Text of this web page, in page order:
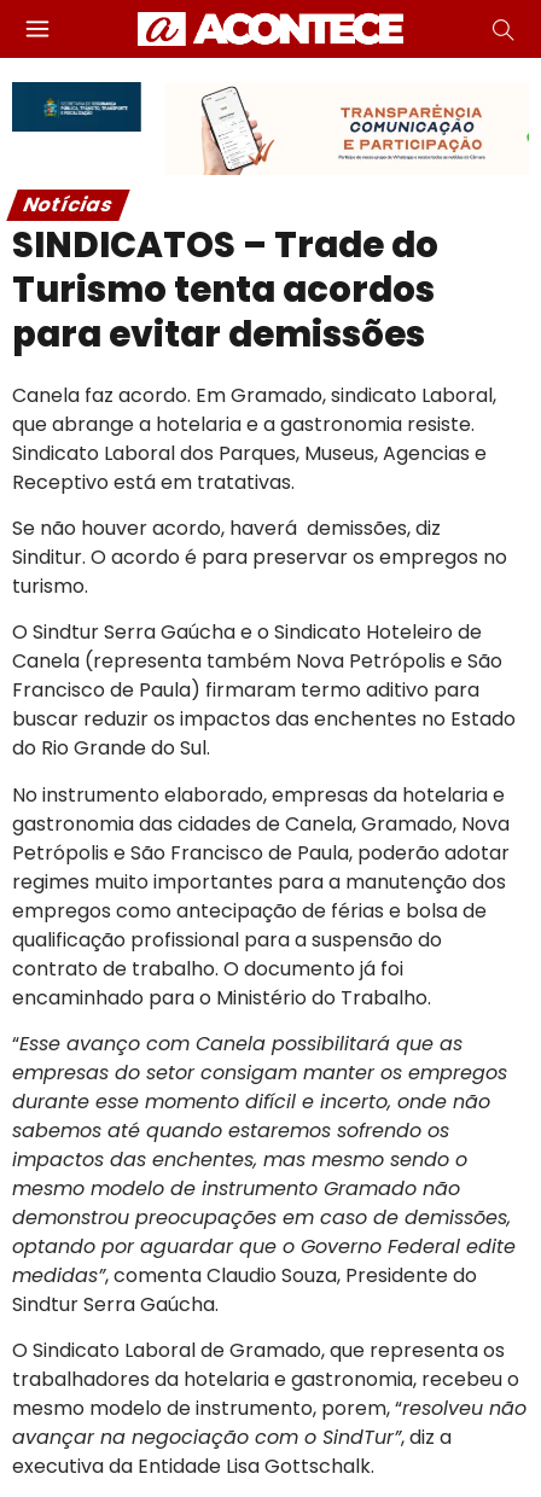
Notícias
SINDICATOS – Trade do
Turismo tenta acordos
para evitar demissões
Canela faz acordo. Em Gramado, sindicato Laboral,
que abrange a hotelaria e a gastronomia resiste.
Sindicato Laboral dos Parques, Museus, Agencias e
Receptivo está em tratativas.
Se não houver acordo, haverá demissões, diz
Sinditur. O acordo é para preservar os empregos no
turismo.
O Sindtur Serra Gaúcha e o Sindicato Hoteleiro de
Canela (representa também Nova Petrópolis e São
Francisco de Paula) firmaram termo aditivo para
buscar reduzir os impactos das enchentes no Estado
do Rio Grande do Sul.
No instrumento elaborado, empresas da hotelaria e
gastronomia das cidades de Canela, Gramado, Nova
Petrópolis e São Francisco de Paula, poderão adotar
regimes muito importantes para a manutenção dos
empregos como antecipação de férias e bolsa de
qualificação profissional para a suspensão do
contrato de trabalho. O documento já foi
encaminhado para o Ministério do Trabalho.
“Esse avanço com Canela possibilitará que as
empresas do setor consigam manter os empregos
durante esse momento difícil e incerto, onde não
sabemos até quando estaremos sofrendo os
impactos das enchentes, mas mesmo sendo o
mesmo modelo de instrumento Gramado não
demonstrou preocupações em caso de demissões,
optando por aguardar que o Governo Federal edite
medidas”, comenta Claudio Souza, Presidente do
Sindtur Serra Gaúcha.
O Sindicato Laboral de Gramado, que representa os
trabalhadores da hotelaria e gastronomia, recebeu o
mesmo modelo de instrumento, porem, “resolveu não
avançar na negociação com o SindTur”, diz a
executiva da Entidade Lisa Gottschalk.